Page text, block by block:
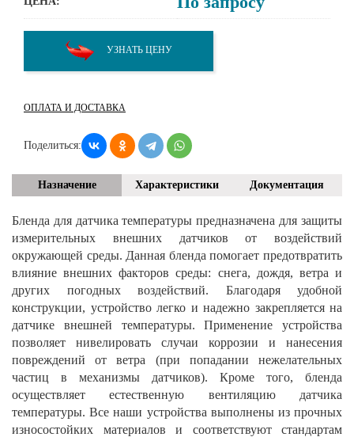
УЗНАТЬ ЦЕНУ
ОПЛАТА И ДОСТАВКА
Поделиться:
Назначение Характеристики Документация
Бленда для датчика температуры предназначена для защиты
измерительных внешних датчиков от воздействий
окружающей среды. Данная бленда помогает предотвратить
влияние внешних факторов среды: снега, дождя, ветра и
других погодных воздействий. Благодаря удобной
конструкции, устройство легко и надежно закрепляется на
датчике внешней температуры. Применение устройства
позволяет нивелировать случаи коррозии и нанесения
повреждений от ветра (при попадании нежелательных
частиц в механизмы датчиков). Кроме того, бленда
осуществляет естественную вентиляцию датчика
температуры. Все наши устройства выполнены из прочных
износостойких материалов и соответствуют стандартам